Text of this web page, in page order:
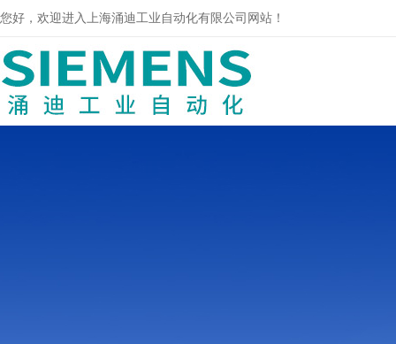
您好，欢迎进入上海涌迪工业自动化有限公司网站！